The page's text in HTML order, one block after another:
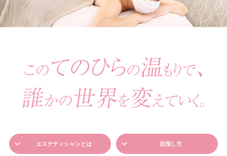
エステティシャンとは 目指し方